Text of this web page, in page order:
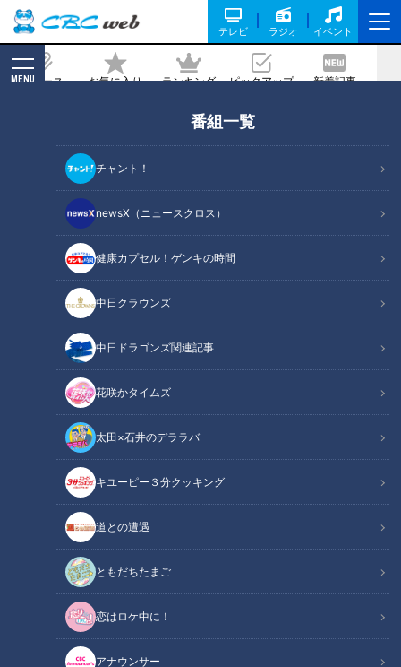
テレビ ラジオ イベント
ニュース お気に入り ランキング ピックアップ 新着記事
MENU
番組一覧
チャント！
newsX（ニュースクロス）
健康カプセル！ゲンキの時間
中日クラウンズ
中日ドラゴンズ関連記事
花咲かタイムズ
太田×石井のデララバ
キユーピー３分クッキング
道との遭遇
ともだちたまご
恋はロケ中に！
アナウンサー
路・KK線の秘密
2025/06/12 18:12
道との遭遇
「道との遭遇」動画
番組OAから、道の映像と道マニアの声を中心に
YouTube用に再編集してお届け！
声は道マニア・松村真人さんです！
『歩道・車道バラエティ 道との遭遇』は